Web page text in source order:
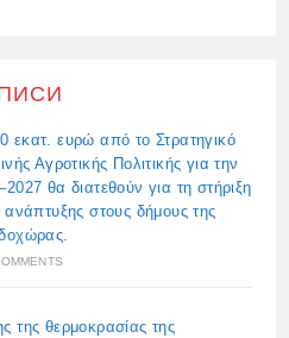
εκατ. ευρώ από το Στρατηγικό
Αγροτικής Πολιτικής για την
θα διατεθούν για τη στήριξη
ανάπτυξης στους δήμους της
της θερμοκρασίας της